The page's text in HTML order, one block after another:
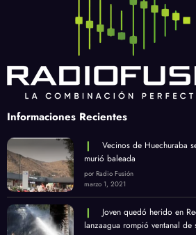
Informaciones Recientes
Vecinos de Huechuraba
murió baleada
por Radio Fusión
marzo 1, 2021
Joven quedó herido en
lanzaagua rompió ventanal de